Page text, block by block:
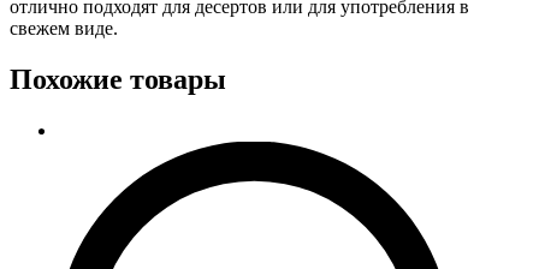
отлично подходят для десертов или для употребления в
свежем виде.
Похожие товары